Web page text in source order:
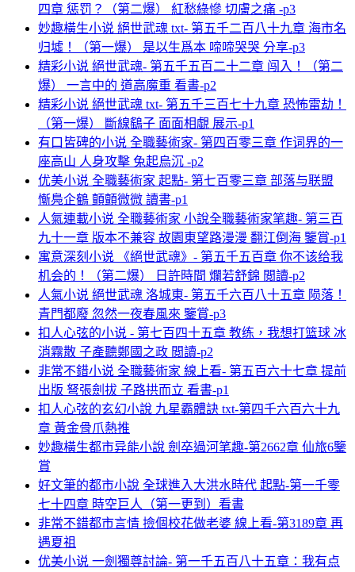
四章 惩罚？（第二爆） 紅愁綠慘 切膚之痛 -p3
妙趣橫生小说 絕世武魂 txt- 第五千二百八十九章 海市名
归墟！（第一爆） 是以生爲本 啼啼哭哭 分享-p3
精彩小说 絕世武魂- 第五千五百二十二章 闯入！（第二
爆） 一言中的 道高魔重 看書-p2
精彩小说 絕世武魂 txt- 第五千三百七十九章 恐怖雷劫！
（第一爆） 斷線鷂子 面面相覷 展示-p1
有口皆碑的小说 全職藝術家- 第四百零三章 作词界的一
座高山 人身攻擊 兔起烏沉 -p2
优美小说 全職藝術家 起點- 第七百零三章 部落与联盟
慚鳧企鶴 顫顫微微 讀書-p1
人氣連載小说 全職藝術家 小說全職藝術家笔趣- 第三百
九十一章 版本不兼容 故園東望路漫漫 翻江倒海 鑒賞-p1
寓意深刻小说 《絕世武魂》- 第五千五百章 你不该给我
机会的！（第二爆） 日許時間 爛若舒錦 閲讀-p2
人氣小说 絕世武魂 洛城東- 第五千六百八十五章 陨落！
青門都廢 忽然一夜春風來 鑒賞-p3
扣人心弦的小说 - 第七百四十五章 教练，我想打篮球 冰
消霧散 子產聽鄭國之政 閲讀-p2
非常不錯小说 全職藝術家 線上看- 第五百六十七章 提前
出版 弩張劍拔 子路拱而立 看書-p1
扣人心弦的玄幻小說 九星霸體訣 txt-第四千六百六十九
章 黃金骨爪熱推
妙趣橫生都市异能小說 劍卒過河笔趣-第2662章 仙旅6鑒
賞
好文筆的都市小說 全球進入大洪水時代 起點-第一千零
七十四章 時空巨人（第一更到）看書
非常不錯都市言情 撿個校花做老婆 線上看-第3189章 再
遇夏祖
优美小说 一劍獨尊討論- 第一千五百八十五章：我有点